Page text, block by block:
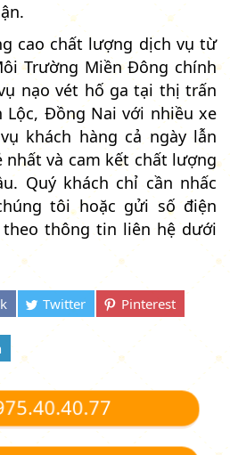
cao chất lượng dịch vụ từ
Trường Miền Đông chính
nạo vét hố ga tại thị trấn
Lộc, Đồng Nai với nhiều xe
khách hàng cả ngày lẫn
nhất và cam kết chất lượng
Quý khách chỉ cần nhấc
tôi hoặc gửi số điện
thông tin liên hệ dưới